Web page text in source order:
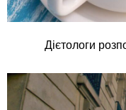
Дієтологи